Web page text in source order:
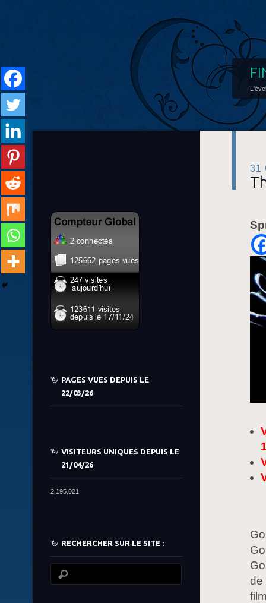
31
de
PAGES VUES DEPUIS LE
22/03/26
VISITEURS UNIQUES DEPUIS LE
21/04/26
2,195,021
RECHERCHER SUR LE SITE :